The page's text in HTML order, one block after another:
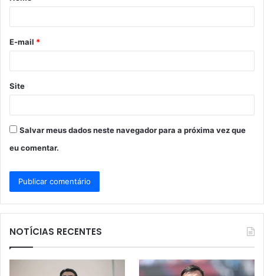
*
E-mail *
Site
Salvar meus dados neste navegador para a próxima vez que
eu comentar.
NOTÍCIAS RECENTES